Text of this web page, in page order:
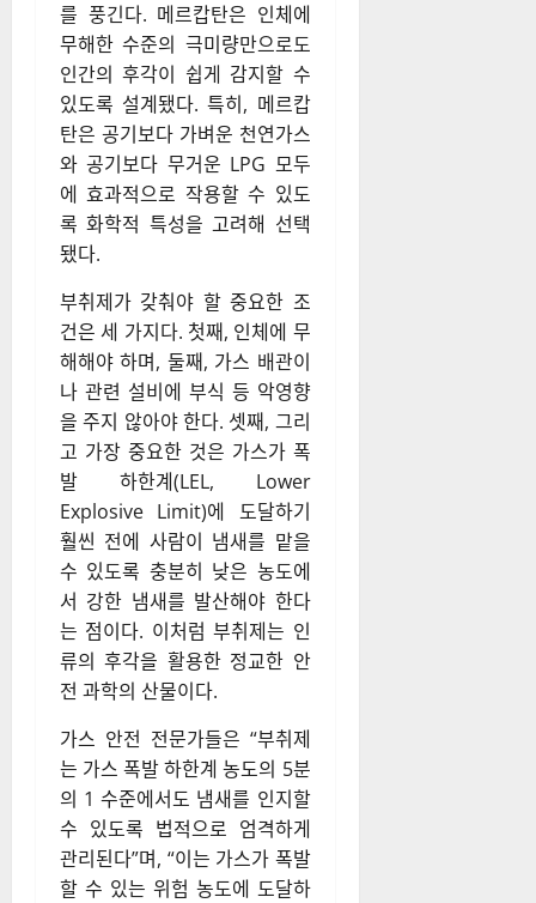
를 풍긴다. 메르캅탄은 인체에
무해한 수준의 극미량만으로도
인간의 후각이 쉽게 감지할 수
있도록 설계됐다. 특히, 메르캅
탄은 공기보다 가벼운 천연가스
와 공기보다 무거운 LPG 모두
에 효과적으로 작용할 수 있도
록 화학적 특성을 고려해 선택
됐다.
부취제가 갖춰야 할 중요한 조
건은 세 가지다. 첫째, 인체에 무
해해야 하며, 둘째, 가스 배관이
나 관련 설비에 부식 등 악영향
을 주지 않아야 한다. 셋째, 그리
고 가장 중요한 것은 가스가 폭
발 하한계(LEL, Lower
Explosive Limit)에 도달하기
훨씬 전에 사람이 냄새를 맡을
수 있도록 충분히 낮은 농도에
서 강한 냄새를 발산해야 한다
는 점이다. 이처럼 부취제는 인
류의 후각을 활용한 정교한 안
전 과학의 산물이다.
가스 안전 전문가들은 “부취제
는 가스 폭발 하한계 농도의 5분
의 1 수준에서도 냄새를 인지할
수 있도록 법적으로 엄격하게
관리된다”며, “이는 가스가 폭발
할 수 있는 위험 농도에 도달하